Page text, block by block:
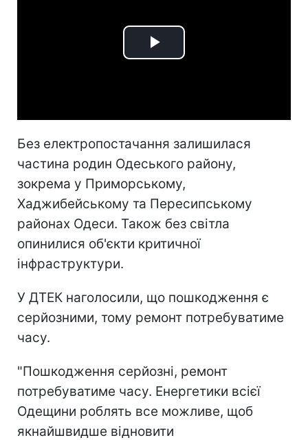
Play
Без електропостачання залишилася
частина родин Одеського району,
зокрема у Приморському,
Хаджибейському та Пересипському
районах Одеси. Також без світла
опинилися об'єкти критичної
інфраструктури.
У ДТЕК наголосили, що пошкодження є
серйозними, тому ремонт потребуватиме
часу.
"Пошкодження серйозні, ремонт
потребуватиме часу. Енергетики всієї
Одещини роблять все можливе, щоб
якнайшвидше відновити